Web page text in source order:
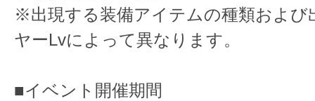
※出現する装備アイテムの種類および
ヤーLvによって異なります。
■イベント開催期間